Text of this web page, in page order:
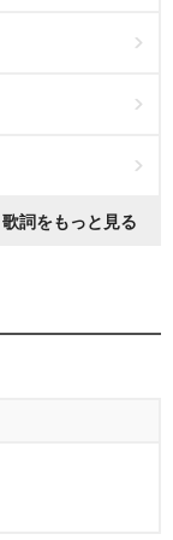
歌詞をもっと見る